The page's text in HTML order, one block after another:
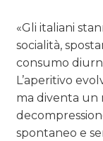
«Gli italiani
socialità,
consumo
L’aperitivo
ma diventa un
spontaneo e